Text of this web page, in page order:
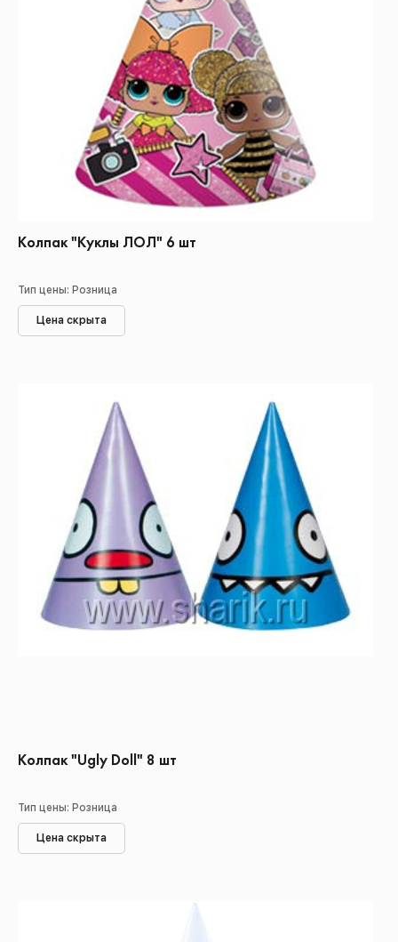
Колпак "Куклы ЛОЛ" 6 шт
Тип цены: Розница
Цена скрыта
Колпак "Ugly Doll" 8 шт
Тип цены: Розница
Цена скрыта